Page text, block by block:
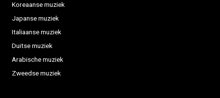
Koreaanse muziek
Japanse muziek
Italiaanse muziek
Duitse muziek
Arabische muziek
Zweedse muziek